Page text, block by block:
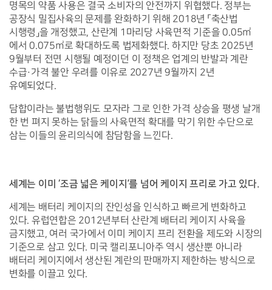
명목의 약품 사용은 결국 소비자의 안전까지 위협했다. 정부는
공장식 밀집사육의 문제를 완화하기 위해 2018년 「축산법
시행령」을 개정했고, 산란계 1마리당 사육면적 기준을 0.05㎡
에서 0.075㎡로 확대하도록 법제화했다. 하지만 당초 2025년
9월부터 전면 시행될 예정이던 이 정책은 업계의 반발과 계란
수급·가격 불안 우려를 이유로 2027년 9월까지 2년
유예되었다.
담합이라는 불법행위도 모자라 그로 인한 가격 상승을 평생 날개
한 번 펴지 못하는 닭들의 사육면적 확대를 막기 위한 수단으로
삼는 이들의 윤리의식에 참담함을 느낀다.
세계는 이미 ‘조금 넓은 케이지’를 넘어 케이지 프리로 가고 있다.
세계는 배터리 케이지의 잔인성을 인식하고 빠르게 변화하고
있다. 유럽연합은 2012년부터 산란계 배터리 케이지 사육을
금지했고, 여러 국가에서 이미 케이지 프리 전환을 제도와 시장의
기준으로 삼고 있다. 미국 캘리포니아주 역시 생산뿐 아니라
배터리 케이지에서 생산된 계란의 판매까지 제한하는 방식으로
변화를 이끌고 있다.